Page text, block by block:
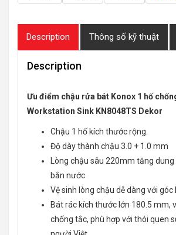
Description Thông số kỹ thuật
Description
Ưu điểm chậu rửa bát Konox 1 hố
Workstation Sink KN8048TS Dekor
Chậu 1 hố kích thước rộng.
Độ dày thành chậu 3.0 + 1.0 mm
Lòng chậu sâu 220mm tăng
bắn nước
Vệ sinh lòng chậu dễ dàng với
Bát rác kích thước lớn 180.5 mm,
chống tắc, phù hợp với thói quen